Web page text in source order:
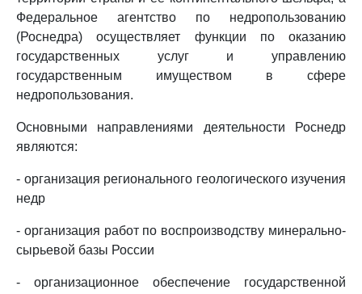
Федеральное агентство по недропользованию
(Роснедра) осуществляет функции по оказанию
государственных услуг и управлению
государственным имуществом в сфере
недропользования.
Основными направлениями деятельности Роснедр
являются:
- организация регионального геологического изучения
недр
- организация работ по воспроизводству минерально-
сырьевой базы России
- организационное обеспечение государственной